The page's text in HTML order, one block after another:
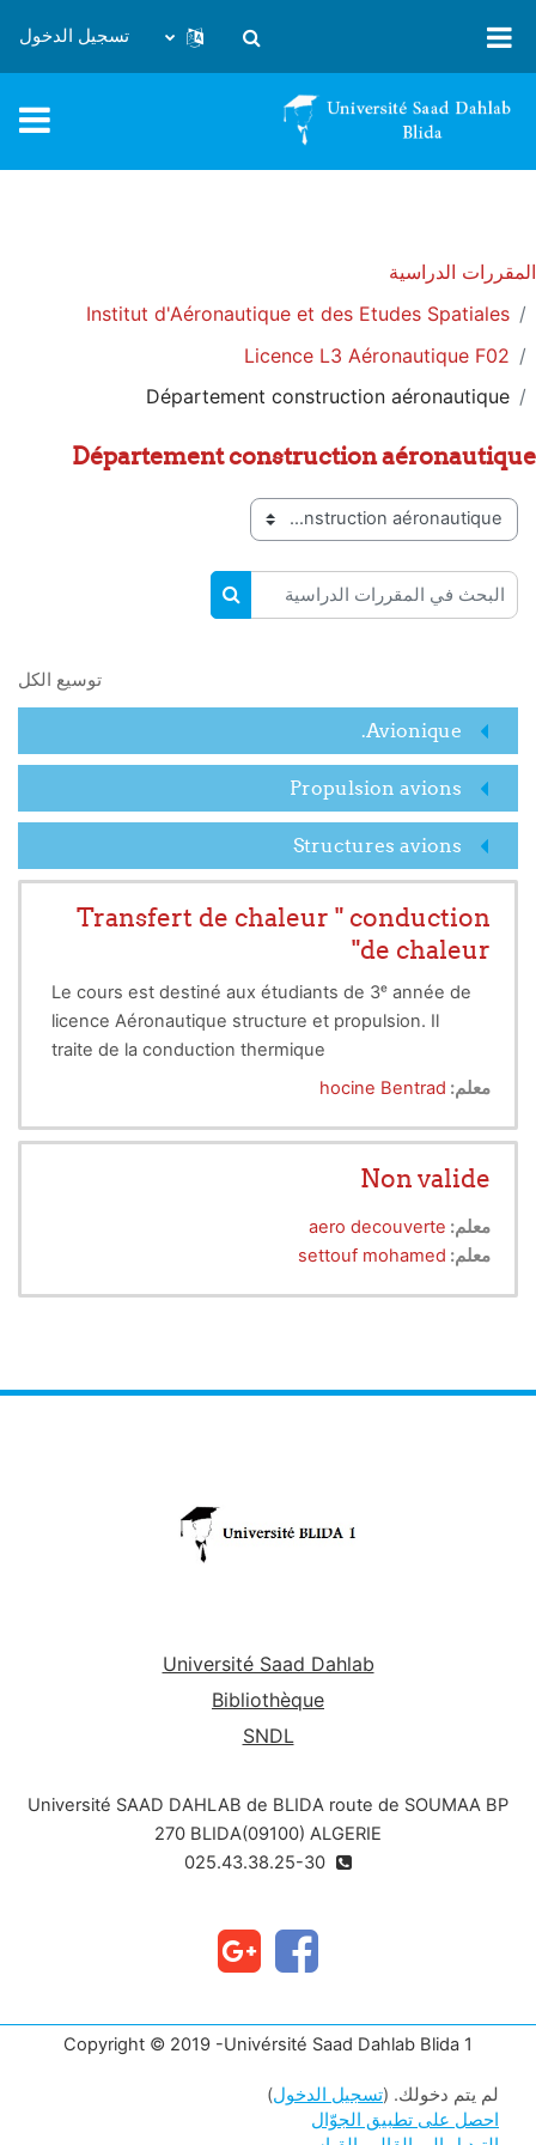
تبديل إدخال البحث
تسجيل الدخول
المقررات الدراسية
Institut d'Aéronautique et des Etudes Spatiales
Licence L3 Aéronautique F02
Département construction aéronautique
Département construction aéronautique
تصنيفات المقررات
البحث في المقررات الدراسية
البحث في المقررات الدراسية
توسيع الكل
Avionique.
Propulsion avions
Structures avions
Transfert de chaleur " conduction
de chaleur"
Le cours est destiné aux étudiants de 3ᵉ année de
licence Aéronautique structure et propulsion. Il
traite de la conduction thermique
monodimensionnelle et stationnaire. Il permet à
conduction en régime permanent, d'établir les
équations qui gouvernent le transfert de chaleur
pour les coordonnées cartésiennes, cylindriques et
sphériques. Ainsi, calculer le flux de chaleur et la
distribution de température dans le matériau,
معلم: hocine Bentrad
Non valide
معلم: aero decouverte
معلم: settouf mohamed
Université Saad Dahlab
Bibliothèque
SNDL
Université SAAD DAHLAB de BLIDA route de SOUMAA BP
270 BLIDA(09100) ALGERIE
Copyright © 2019 -Univérsité Saad Dahlab Blida 1
لم يتم دخولك. (تسجيل الدخول)
احصل على تطبيق الجوّال